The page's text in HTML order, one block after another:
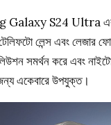
S24 Ultra একটি
লেন্স এবং
সমর্থন করে এবং
একেবারে উপযুক্ত।